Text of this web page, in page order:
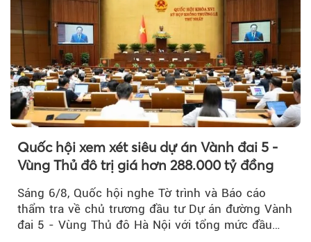
Quốc hội xem xét siêu dự án Vành đai 5 -
Vùng Thủ đô trị giá hơn 288.000 tỷ đồng
Sáng 6/8, Quốc hội nghe Tờ trình và Báo cáo
thẩm tra về chủ trương đầu tư Dự án đường Vành
đai 5 - Vùng Thủ đô Hà Nội với tổng mức đầu